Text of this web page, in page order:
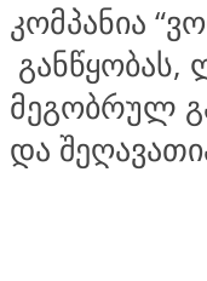
კომპანია
განწყობას,
მეგობრულ
და